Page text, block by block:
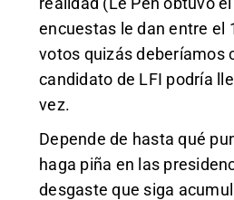
encuestas le dan entre el
votos quizás deberíamos
candidato de LFI podría
vez.
Depende de hasta qué
haga piña en las
desgaste que siga